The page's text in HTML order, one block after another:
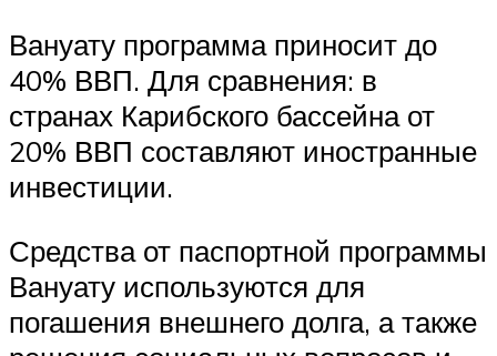
Вануату программа приносит до
40% ВВП. Для сравнения: в
странах Карибского бассейна от
20% ВВП составляют иностранные
инвестиции.
Средства от паспортной программы
Вануату используются для
погашения внешнего долга, а также